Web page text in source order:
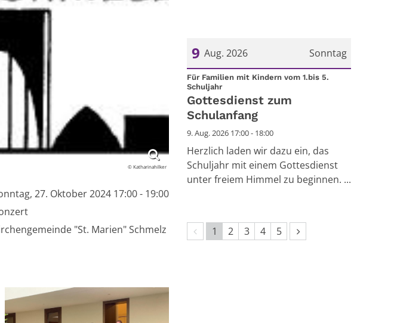
© Katharinahilker
27. Oktober 2024 17:00 - 19:00
Nummer:
"St. Marien" Schmelz
Sonntag
9 Aug. 2026
Datum: 9. August 2026
Für Familien mit Kindern vom 1.bis 5.
Schuljahr:
Gottesdienst zum
Schulanfang
9. Aug. 2026 17:00 - 18:00
Herzlich laden wir dazu ein, das
Schuljahr mit einem Gottesdienst
unter freiem Himmel zu beginnen. ...
Vorherige Seite
1 2 3 4 5 Nächste Seite